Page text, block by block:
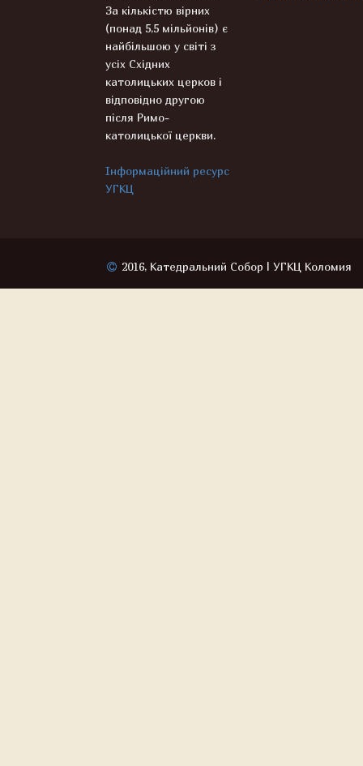
За кількістю вірних
(понад 5,5 мільйонів) є
найбільшою у світі з
усіх Східних
католицьких церков і
відповідно другою
після Римо-
католицької церкви.
Інформаційний ресурс
УГКЦ
2016, Катедральний Собор | УГКЦ Коломия